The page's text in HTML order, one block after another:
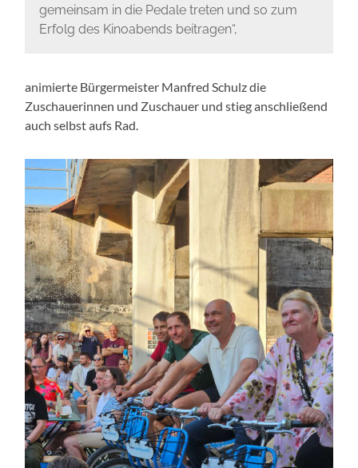
gemeinsam in die Pedale treten und so zum
Erfolg des Kinoabends beitragen“,
animierte Bürgermeister Manfred Schulz die
Zuschauerinnen und Zuschauer und stieg anschließend
auch selbst aufs Rad.